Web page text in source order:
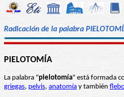
Radicación de la palabra
PIELOTOMÍA
La palabra "pielotomía" está formada
griegas, pelvis, anatomía y también